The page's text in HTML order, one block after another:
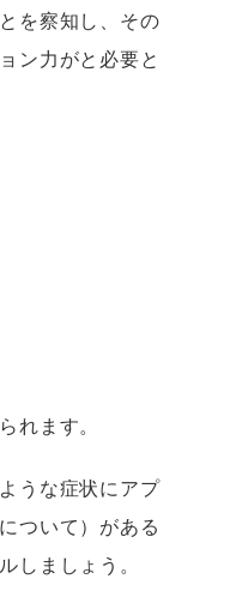
を察知し、その
ン力がと必要と
れます。
うな症状にアプ
ついて）がある
しましょう。